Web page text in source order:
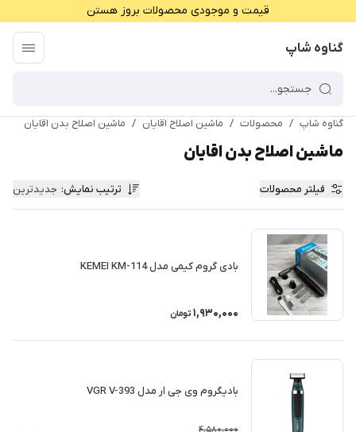
قیمت و موجودی محصولات بروز هستن
گناوه شاپ
گناوه شاپ / محصولات / ماشین اصلاح اقایان / ماشین اصلاح بدن اقایان
ماشین اصلاح بدن اقایان
فیلتر محصولات ترتیب نمایش: جدیدترین
بادی گروم کیمی مدل KEMEI KM-114
1,930,000 تومان
بادیگروم وی جی ار مدل VGR V-393
4,580,000